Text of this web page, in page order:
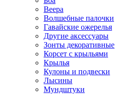
Веера
Волшебные палочки
Гавайские ожерелья
Другие аксессуары
Зонты декоративные
Корсет с крыльями
Крылья
Кулоны и подвески
Лысины
Мундштуки